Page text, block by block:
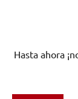
Hasta ahora